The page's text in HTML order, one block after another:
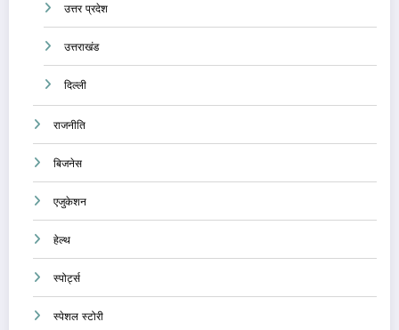
उत्तर प्रदेश
उत्तराखंड
दिल्ली
राजनीति
बिजनेस
एजुकेशन
हेल्थ
स्पोर्ट्स
स्पेशल स्टोरी